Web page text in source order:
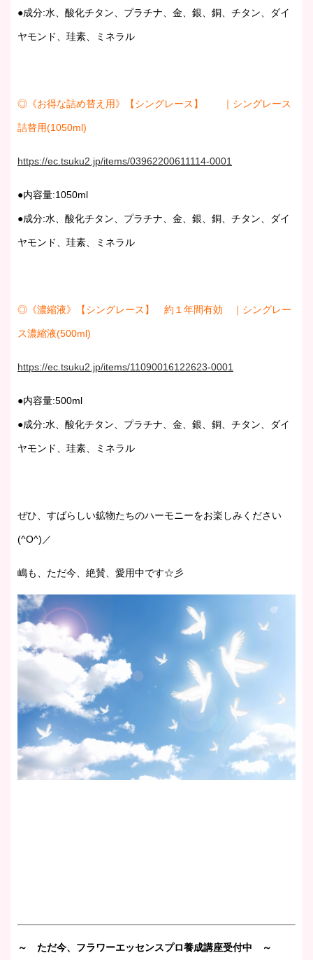
●成分:水、酸化チタン、プラチナ、金、銀、銅、チタン、ダイ
ヤモンド、珪素、ミネラル
◎《お得な詰め替え用》【シングレース】 ｜シングレース
詰替用(1050ml)
https://ec.tsuku2.jp/items/03962200611114-0001
●内容量:1050ml
●成分:水、酸化チタン、プラチナ、金、銀、銅、チタン、ダイ
ヤモンド、珪素、ミネラル
◎《濃縮液》【シングレース】 約１年間有効 ｜シングレー
ス濃縮液(500ml)
https://ec.tsuku2.jp/items/11090016122623-0001
●内容量:500ml
●成分:水、酸化チタン、プラチナ、金、銀、銅、チタン、ダイ
ヤモンド、珪素、ミネラル
ぜひ、すばらしい鉱物たちのハーモニーをお楽しみください
(^O^)／
嶋も、ただ今、絶賛、愛用中です☆彡
～ ただ今、フラワーエッセンスプロ養成講座受付中 ～